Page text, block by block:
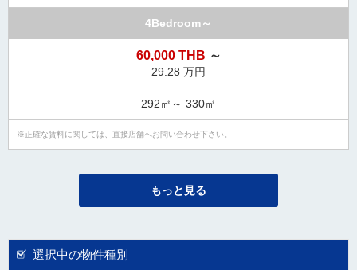
選択中の物件種別
4Bedroom～
60,000 THB ～
29.28 万円
292㎡～ 330㎡
正確な賃料に関しては、直接店舗へお問い合わせ下さい。
もっと見る